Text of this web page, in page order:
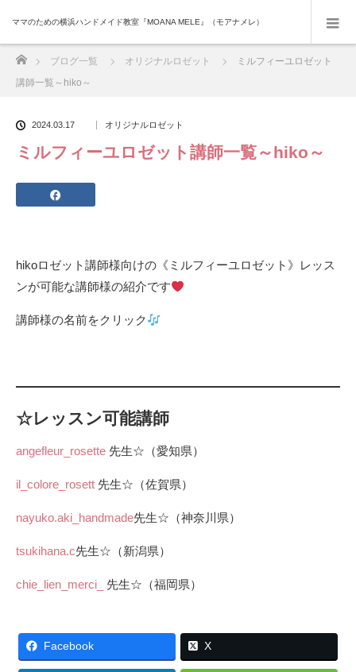
ママのための横浜ハンドメイド教室『MOANA MELE』（モアナメレ）
ブログ一覧 オリジナルロゼット
ミルフィーユロゼット
講師一覧～hiko～
2024.03.17 オリジナルロゼット
ミルフィーユロゼット講師一覧～hiko～
hikoロゼット講師様向けの《ミルフィーユロゼット》レッス
ンが可能な講師様の紹介です
講師様の名前をクリック
☆レッスン可能講師
angefleur_rosette 先生☆（愛知県）
il_colore_rosett 先生☆（佐賀県）
nayuko.aki_handmade先生☆（神奈川県）
tsukihana.c先生☆（新潟県）
chie_lien_merci_ 先生☆（福岡県）
Facebook X